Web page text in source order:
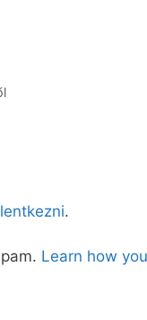
.
Learn how